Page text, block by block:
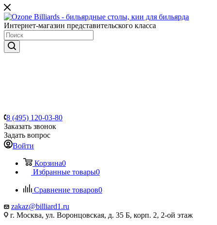
Интернет-магазин представительского класса
8 (495) 120-03-80
Заказать звонок
Задать вопрос
Войти
Корзина0
Избранные товары0
Сравнение товаров0
zakaz@billiard1.ru
г. Москва, ул. Воронцовская, д. 35 Б, корп. 2, 2-ой этаж